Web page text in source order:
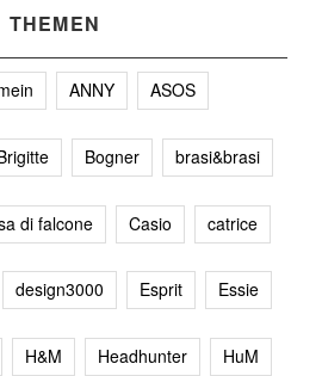
THEMEN
ANNY ASOS
Bogner brasi&brasi
di falcone Casio catrice
design3000 Esprit Essie
H&M Headhunter HuM